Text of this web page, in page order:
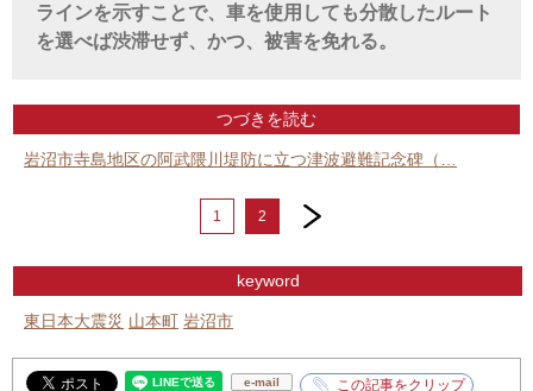
ラインを示すことで、車を使用しても分散したルート
を選べば渋滞せず、かつ、被害を免れる。
つづきを読む
岩沼市寺島地区の阿武隈川堤防に立つ津波避難記念碑（…
1 2
next
keyword
東日本大震災 山本町 岩沼市
e-mail